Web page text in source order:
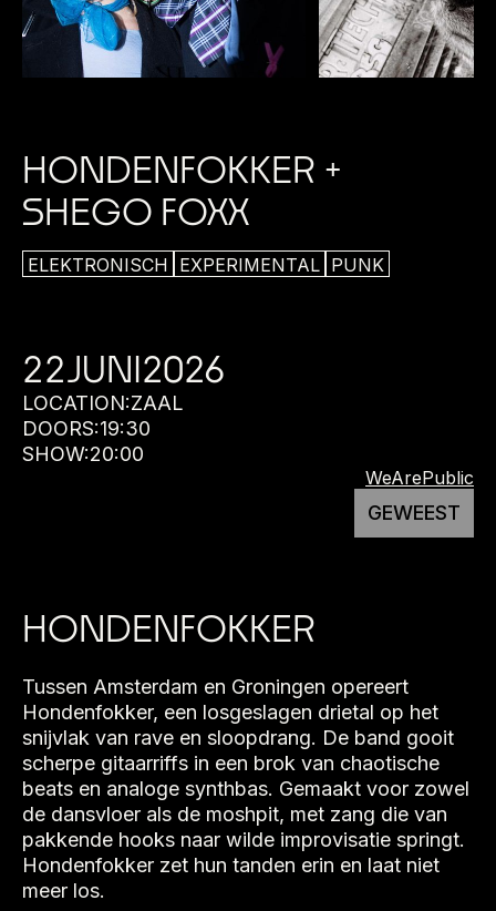
HONDENFOKKER +
SHEGO FOXX
ELEKTRONISCH EXPERIMENTAL PUNK
22JUNI2026
LOCATION:ZAAL
DOORS:19:30
SHOW:20:00
WeArePublic
GEWEEST
HONDENFOKKER
Tussen Amsterdam en Groningen opereert
Hondenfokker, een losgeslagen drietal op het
snijvlak van rave en sloopdrang. De band gooit
scherpe gitaarriffs in een brok van chaotische
beats en analoge synthbas. Gemaakt voor zowel
de dansvloer als de moshpit, met zang die van
pakkende hooks naar wilde improvisatie springt.
Hondenfokker zet hun tanden erin en laat niet
meer los.